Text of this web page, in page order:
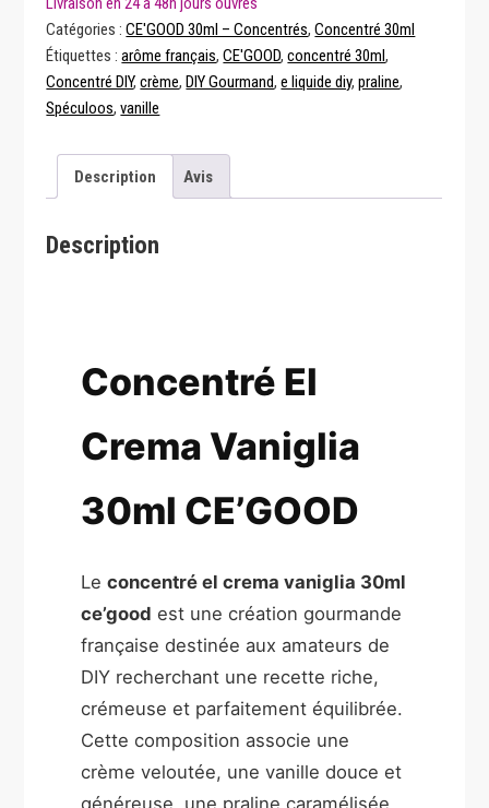
Vaniglia
30ml
–
CE'GOOD
Catégories :CE'GOOD 30ml – Concentrés,Concentré 30ml
Étiquettes :arôme français,CE'GOOD,concentré 30ml,
Concentré DIY,crème,DIY Gourmand,e liquide diy,praline,
Spéculoos,vanille
Description Avis
Description
Concentré El
Crema Vaniglia
30ml CE’GOOD
Leconcentré el crema vaniglia 30ml
ce’good est une création gourmande
française destinée aux amateurs de
DIY recherchant une recette riche,
crémeuse et parfaitement équilibrée.
Cette composition associe une
crème veloutée, une vanille douce et
généreuse, une praline caramélisée